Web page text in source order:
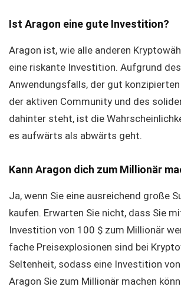
Ist Aragon eine gute Investition?
Aragon ist, wie alle anderen
eine riskante Investition. Aufgrund
Anwendungsfalls, der gut
der aktiven Community und des
dahinter steht, ist die
es aufwärts als abwärts geht.
Kann Aragon dich zum Millionär
Ja, wenn Sie eine ausreichend große
kaufen. Erwarten Sie nicht, dass Sie
Investition von 100 $ zum Millionär
fache Preisexplosionen sind bei
Seltenheit, sodass eine Investition
Aragon Sie zum Millionär machen